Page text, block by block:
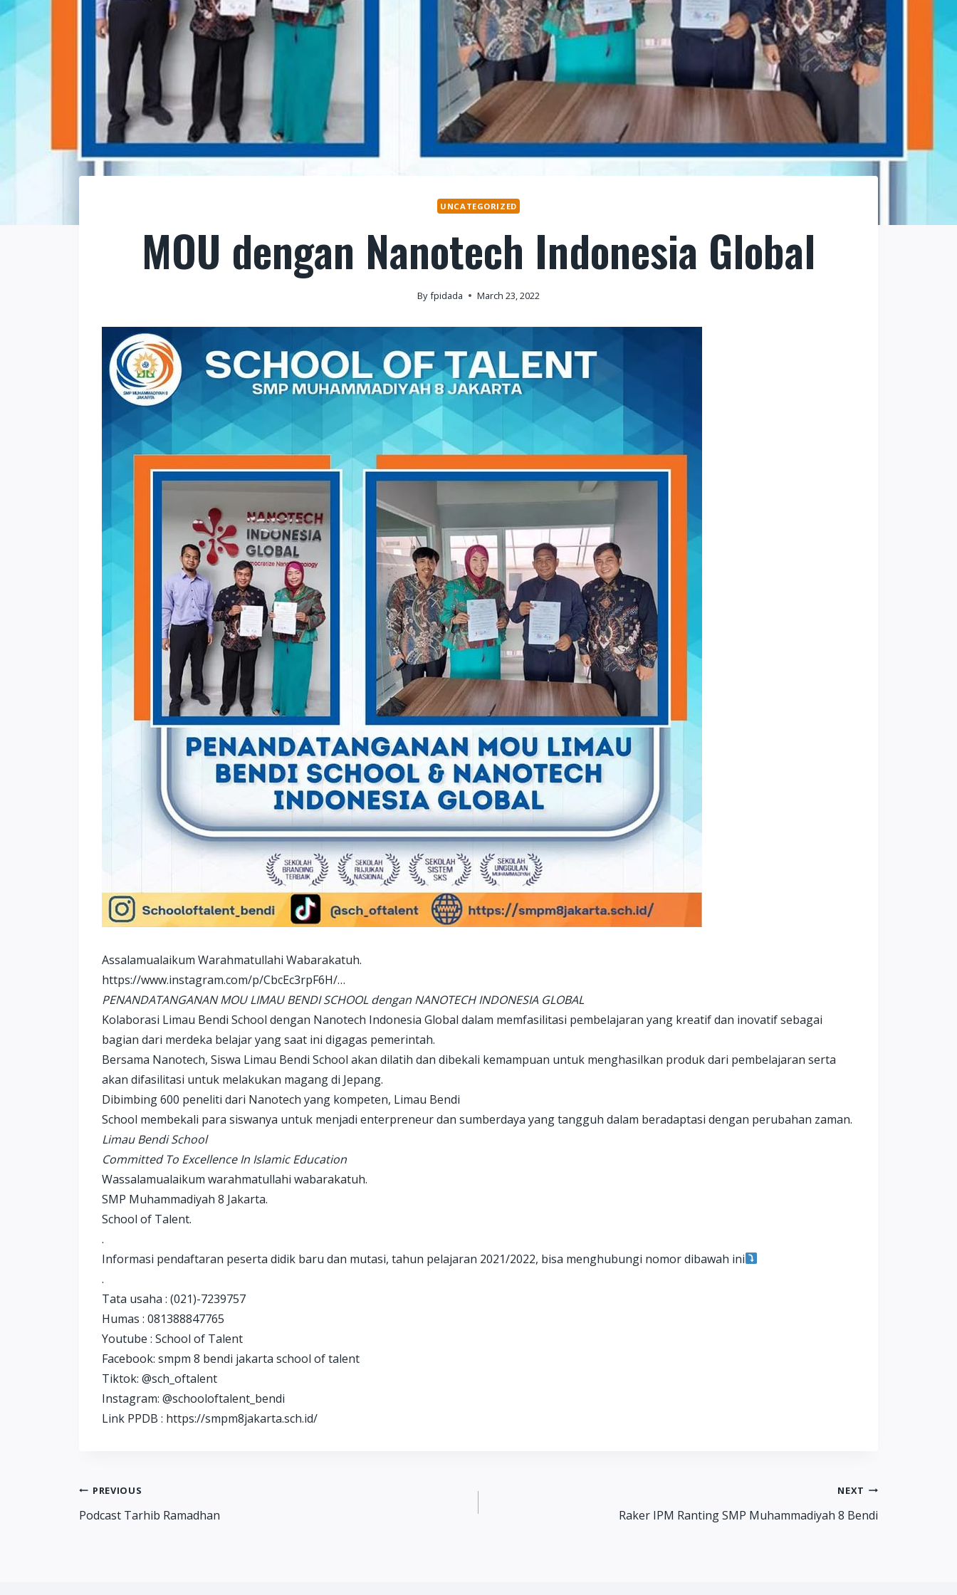
UNCATEGORIZED
MOU dengan Nanotech Indonesia Global
Byfpidada March 23, 2022
Assalamualaikum Warahmatullahi Wabarakatuh.
https://www.instagram.com/p/CbcEc3rpF6H/…
PENANDATANGANAN MOU LIMAU BENDI SCHOOL dengan NANOTECH INDONESIA GLOBAL
Kolaborasi Limau Bendi School dengan Nanotech Indonesia Global dalam memfasilitasi pembelajaran yang kreatif dan inovatif sebagai
bagian dari merdeka belajar yang saat ini digagas pemerintah.
Bersama Nanotech, Siswa Limau Bendi School akan dilatih dan dibekali kemampuan untuk menghasilkan produk dari pembelajaran serta
akan difasilitasi untuk melakukan magang di Jepang.
Dibimbing 600 peneliti dari Nanotech yang kompeten, Limau Bendi
School membekali para siswanya untuk menjadi enterpreneur dan sumberdaya yang tangguh dalam beradaptasi dengan perubahan zaman.
Limau Bendi School
Committed To Excellence In Islamic Education
Wassalamualaikum warahmatullahi wabarakatuh.
SMP Muhammadiyah 8 Jakarta.
School of Talent.
.
Informasi pendaftaran peserta didik baru dan mutasi, tahun pelajaran 2021/2022, bisa menghubungi nomor dibawah ini
.
Tata usaha : (021)-7239757
Humas : 081388847765
Youtube : School of Talent
Facebook: smpm 8 bendi jakarta school of talent
Tiktok: @sch_oftalent
Instagram: @schooloftalent_bendi
Link PPDB : https://smpm8jakarta.sch.id/
Post
PREVIOUS
Podcast Tarhib Ramadhan
NEXT
Raker IPM Ranting SMP Muhammadiyah 8 Bendi